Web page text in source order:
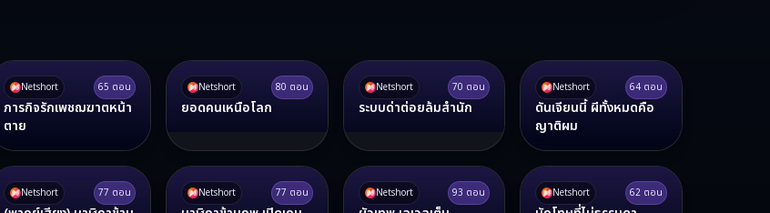
Netshort 65 ตอน
ภารกิจรักเพชฌฆาตหน้า
ตาย
Netshort 80 ตอน
ยอดคนเหนือโลก
Netshort 70 ตอน
ระบบด่าต่อยล้มสำนัก
Netshort 64ตอน
ดันเจียนนี้ ผีทั้งหมดคือ
ญาติผม
Netshort 77 ตอน Netshort 77 ตอน Netshort 93 ตอน Netshort 62ตอน